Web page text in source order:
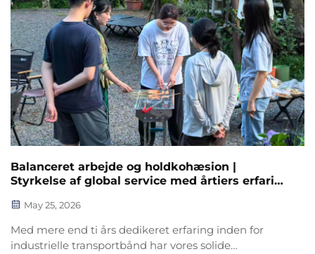
Balanceret arbejde og holdkohæsion |
Styrkelse af global service med årtiers erfaring
May 25, 2026
Med mere end ti års dedikeret erfaring inden for
industrielle transportbånd har vores solide